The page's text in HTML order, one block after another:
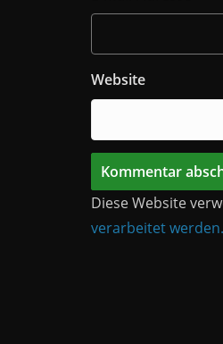
Website
Diese Website
verarbeitet werden.